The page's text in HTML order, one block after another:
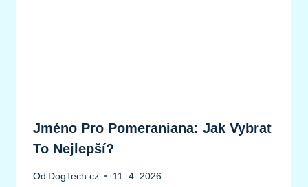
Jméno Pro Pomeraniana: Jak Vybrat
To Nejlepší?
Od DogTech.cz 11. 4. 2026